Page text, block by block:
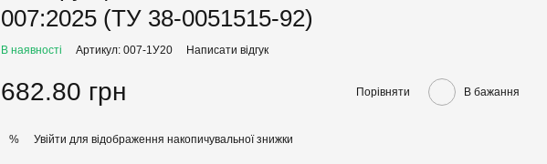
007:2025 (ТУ 38-0051515-92)
В наявності Артикул: 007-1У20 Написати відгук
682.80 грн Порівняти В бажання
% Увійти для відображення накопичувальної знижки